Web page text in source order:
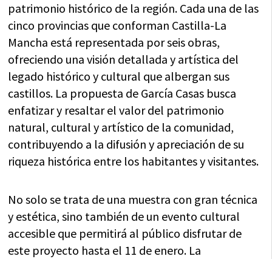
patrimonio histórico de la región. Cada una de las
cinco provincias que conforman Castilla-La
Mancha está representada por seis obras,
ofreciendo una visión detallada y artística del
legado histórico y cultural que albergan sus
castillos. La propuesta de García Casas busca
enfatizar y resaltar el valor del patrimonio
natural, cultural y artístico de la comunidad,
contribuyendo a la difusión y apreciación de su
riqueza histórica entre los habitantes y visitantes.
No solo se trata de una muestra con gran técnica
y estética, sino también de un evento cultural
accesible que permitirá al público disfrutar de
este proyecto hasta el 11 de enero. La